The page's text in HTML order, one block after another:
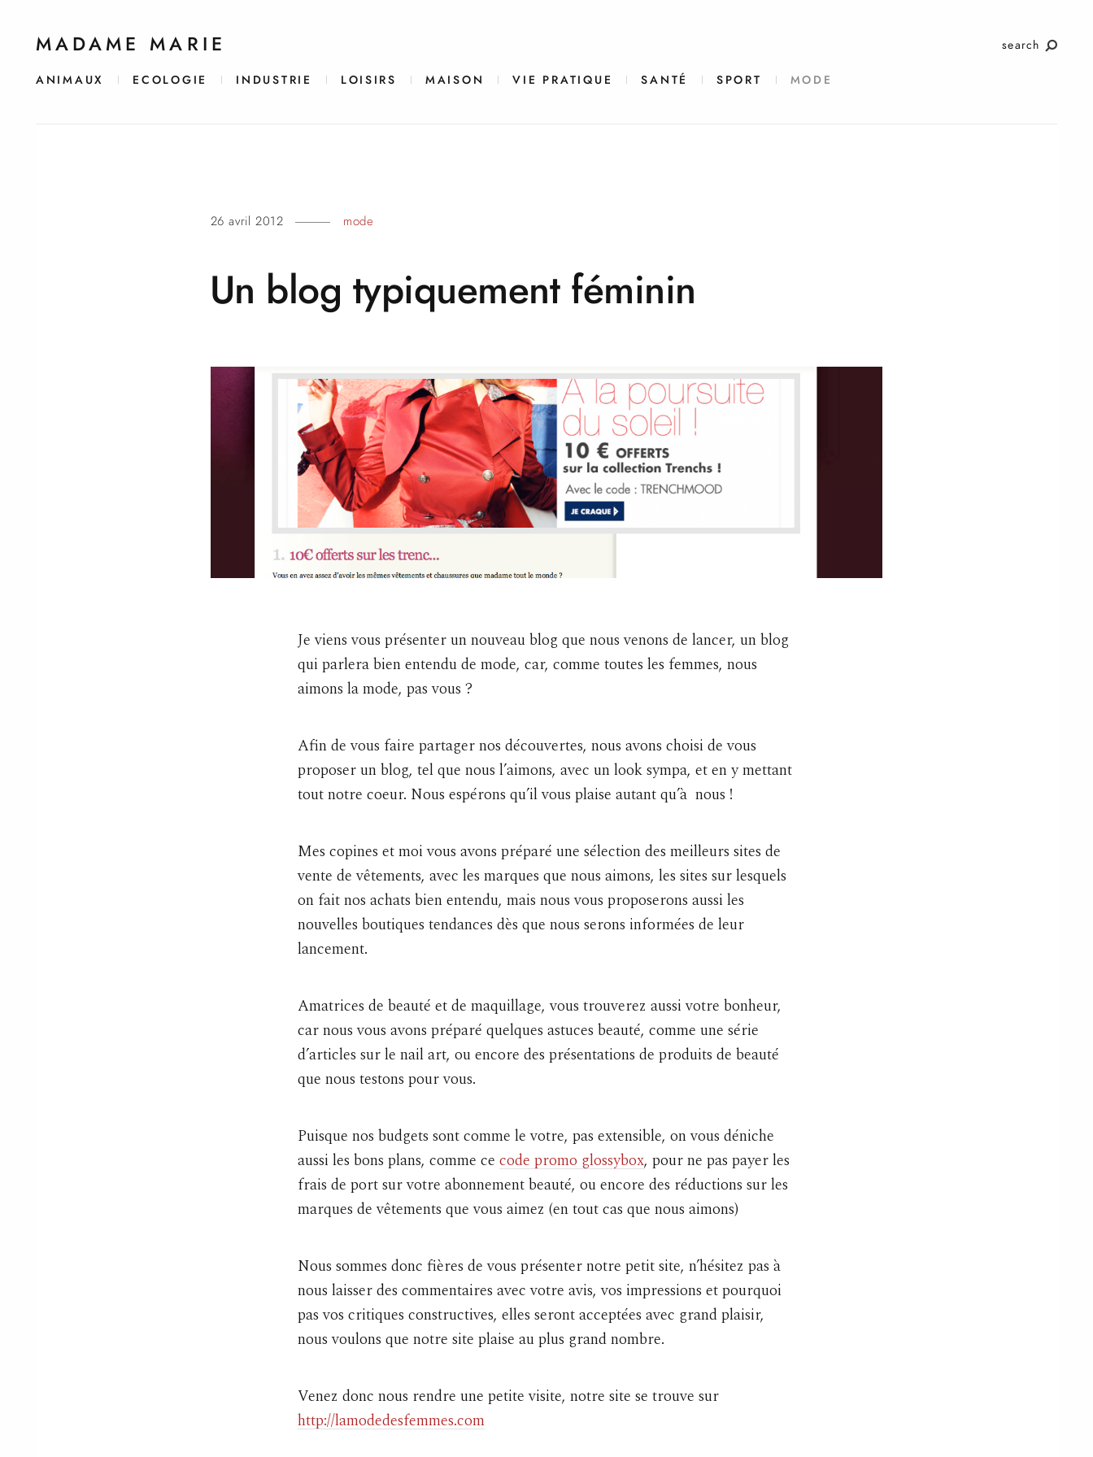
MADAME MARIE
ANIMAUX ECOLOGIE INDUSTRIE LOISIRS MAISON VIE PRATIQUE SANTÉ SPORT MODE
search
26 avril 2012 mode
Un blog typiquement féminin
Je viens vous présenter un nouveau blog que nous venons de lancer, un blog
qui parlera bien entendu de mode, car, comme toutes les femmes, nous
aimons la mode, pas vous ?
Afin de vous faire partager nos découvertes, nous avons choisi de vous
proposer un blog, tel que nous l’aimons, avec un look sympa, et en y mettant
tout notre coeur. Nous espérons qu’il vous plaise autant qu’à nous !
Mes copines et moi vous avons préparé une sélection des meilleurs sites de
vente de vêtements, avec les marques que nous aimons, les sites sur lesquels
on fait nos achats bien entendu, mais nous vous proposerons aussi les
nouvelles boutiques tendances dès que nous serons informées de leur
lancement.
Amatrices de beauté et de maquillage, vous trouverez aussi votre bonheur,
car nous vous avons préparé quelques astuces beauté, comme une série
d’articles sur le nail art, ou encore des présentations de produits de beauté
que nous testons pour vous.
Puisque nos budgets sont comme le votre, pas extensible, on vous déniche
aussi les bons plans, comme ce code promo glossybox, pour ne pas payer les
frais de port sur votre abonnement beauté, ou encore des réductions sur les
marques de vêtements que vous aimez (en tout cas que nous aimons)
Nous sommes donc fières de vous présenter notre petit site, n’hésitez pas à
nous laisser des commentaires avec votre avis, vos impressions et pourquoi
pas vos critiques constructives, elles seront acceptées avec grand plaisir,
nous voulons que notre site plaise au plus grand nombre.
Venez donc nous rendre une petite visite, notre site se trouve sur
http://lamodedesfemmes.com